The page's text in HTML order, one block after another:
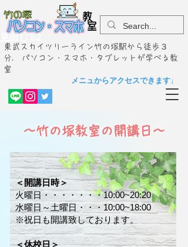
東武スカイツリーライン竹の塚駅から徒歩３
分. パソコン・スマホ・タブレットが学べる教
室
見出し h2
メニュからアクセスできます↓
～竹の塚教室の開講日～
＜開講日時＞
火曜日・・・・・・・10:00~20:20
水曜日～土曜日・・・10:00~18:00
※祝日も開講致しております。
​＜休校日＞